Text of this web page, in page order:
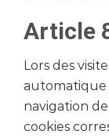
Article
Lors des
automatique
navigation
cookies